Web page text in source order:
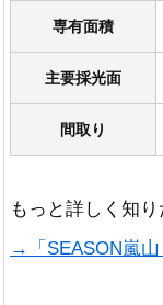
専有面積
主要採光面
間取り
もっと詳しく知
→「SEASON嵐山